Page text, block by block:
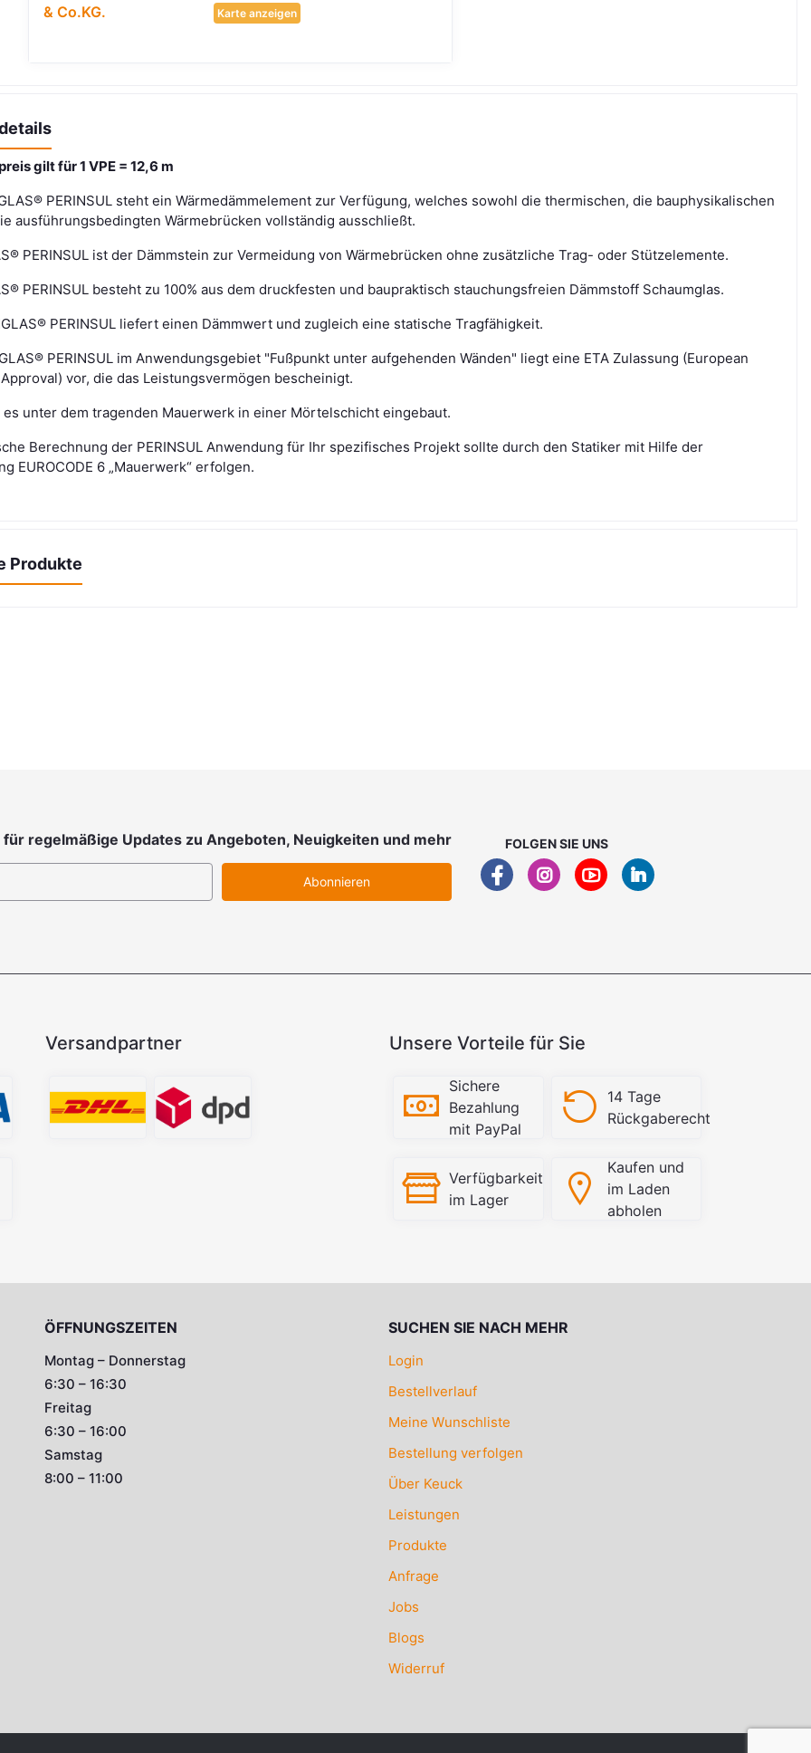
& Co.KG.
Karte anzeigen
gilt für 1 VPE = 12,6 m
PERINSUL steht ein Wärmedämmelement zur Verfügung, welches sowohl die thermischen, die bauphysikalischen
ausführungsbedingten Wärmebrücken vollständig ausschließt.
PERINSUL ist der Dämmstein zur Vermeidung von Wärmebrücken ohne zusätzliche Trag- oder Stützelemente.
PERINSUL besteht zu 100% aus dem druckfesten und baupraktisch stauchungsfreien Dämmstoff Schaumglas.
PERINSUL liefert einen Dämmwert und zugleich eine statische Tragfähigkeit.
PERINSUL im Anwendungsgebiet "Fußpunkt unter aufgehenden Wänden" liegt eine ETA Zulassung (European
vor, die das Leistungsvermögen bescheinigt.
es unter dem tragenden Mauerwerk in einer Mörtelschicht eingebaut.
Berechnung der PERINSUL Anwendung für Ihr spezifisches Projekt sollte durch den Statiker mit Hilfe der
EUROCODE 6 „Mauerwerk“ erfolgen.
Produkte
regelmäßige Updates zu Angeboten, Neuigkeiten und mehr
Abonnieren
FOLGEN SIE UNS
Versandpartner Unsere Vorteile für Sie
Sichere
Bezahlung
mit PayPal
14 Tage
Rückgaberecht
Verfügbarkeit
im Lager
Kaufen und
im Laden
abholen
ÖFFNUNGSZEITEN
Montag – Donnerstag
6:30 – 16:30
Freitag
6:30 – 16:00
Samstag
8:00 – 11:00
SUCHEN SIE NACH MEHR
Login
Bestellverlauf
Meine Wunschliste
Bestellung verfolgen
Über Keuck
Leistungen
Produkte
Anfrage
Jobs
Blogs
Widerruf